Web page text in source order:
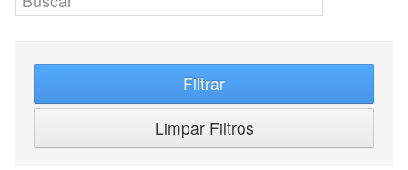
Filtrar
Limpar Filtros